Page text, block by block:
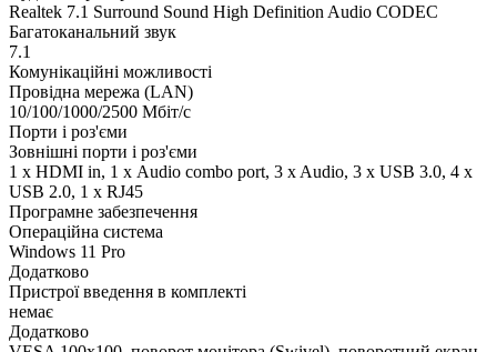
Realtek 7.1 Surround Sound High Definition Audio CODEC
Багатоканальний звук
7.1
Комунікаційні можливості
Провідна мережа (LAN)
10/100/1000/2500 Мбіт/с
Порти і роз'єми
Зовнішні порти і роз'єми
1 x HDMI in, 1 х Audio combo port, 3 x Audio, 3 x USB 3.0, 4 x
USB 2.0, 1 x RJ45
Програмне забезпечення
Операційна система
Windows 11 Pro
Додатково
Пристрої введення в комплекті
немає
Додатково